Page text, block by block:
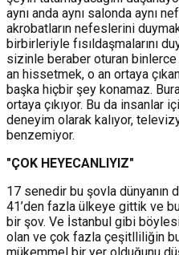
aynı anda aynı salonda aynı
akrobatların nefeslerini
birbirleriyle fısıldaşmalarını
sizinle beraber oturan binlerce
an hissetmek, o an ortaya
başka hiçbir şey konamaz.
ortaya çıkıyor. Bu da insanlar
deneyim olarak kalıyor,
benzemiyor.
"ÇOK HEYECANLIYIZ"
17 senedir bu şovla dünyanın
41’den fazla ülkeye gittik ve
bir şov. Ve İstanbul gibi
olan ve çok fazla çeşitlliliğin